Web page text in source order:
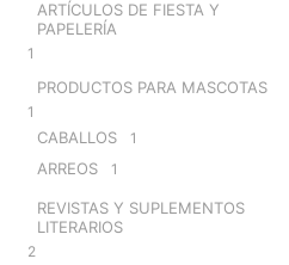
ARTÍCULOS DE FIESTA Y
PAPELERÍA
1
PRODUCTOS PARA MASCOTAS
1
CABALLOS 1
ARREOS 1
REVISTAS Y SUPLEMENTOS
LITERARIOS
2